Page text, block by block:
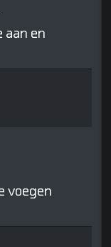
aan en
voegen